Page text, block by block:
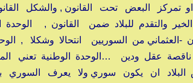
تمركز البعض تحت القانون , والشكل
والتقدم للبلاد ضمن القانون , الوحدة
من السوريين انتحالا وشكلا ,
ناقصة عقل ودين …الوحدة الوطنية تعني
ان يكون سوري ولا يعرف السوري